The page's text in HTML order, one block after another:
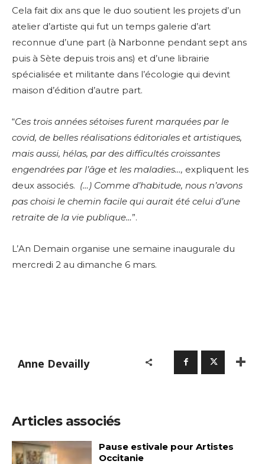
Cela fait dix ans que le duo soutient les projets d’un
atelier d’artiste qui fut un temps galerie d’art
reconnue d’une part (à Narbonne pendant sept ans
puis à Sète depuis trois ans) et d’une librairie
spécialisée et militante dans l’écologie qui devint
maison d’édition d’autre part.
“Ces trois années sétoises furent marquées par le
covid, de belles réalisations éditoriales et artistiques,
mais aussi, hélas, par des difficultés croissantes
engendrées par l’âge et les maladies…, expliquent les
deux associés. (…) Comme d’habitude, nous n’avons
pas choisi le chemin facile qui aurait été celui d’une
retraite de la vie publique…”.
L’An Demain organise une semaine inaugurale du
mercredi 2 au dimanche 6 mars.
Anne Devailly
Articles associés
Pause estivale pour Artistes
Occitanie